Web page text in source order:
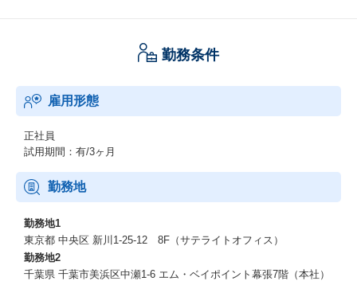
勤務条件
雇用形態
正社員
試用期間：有/3ヶ月
勤務地
勤務地1
東京都 中央区 新川1-25-12 8F（サテライトオフィス）
勤務地2
千葉県 千葉市美浜区中瀬1-6 エム・ベイポイント幕張7階（本社）